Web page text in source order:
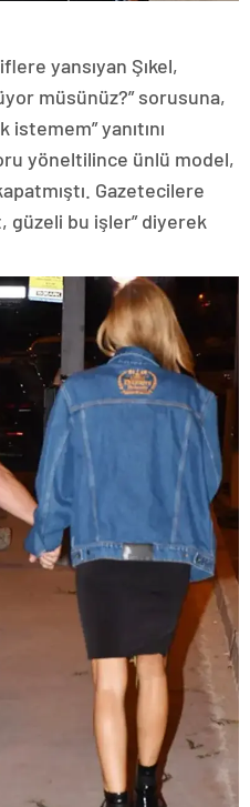
yansıyan Şıkel,
müsünüz?” sorusuna,
yanıtını
yöneltilince ünlü model,
Gazetecilere
güzeli bu işler” diyerek